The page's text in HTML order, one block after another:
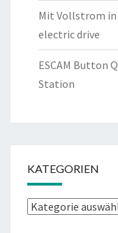
Mit Vollstrom
electric drive
ESCAM Button
Station
KATEGORIEN
Kategorien